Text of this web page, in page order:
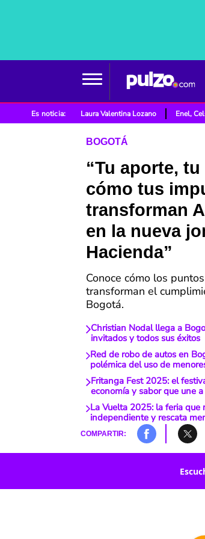
Es noticia: Laura Valentina Lozano Enel,
BOGOTÁ
“Tu aporte,
cómo tus
transforman
en la nueva
Hacienda”
Conoce cómo los
transforman el
Bogotá.
Christian Nodal llega a
invitados y todos sus éxitos
Red de robo de autos en
polémica del uso de
Fritanga Fest 2025: el
economía y sabor que une
La Vuelta 2025: la feria que
independiente y rescata
COMPARTIR: